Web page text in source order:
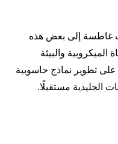
غاطسة إلى بعض هذه
الحياة الميكروبية والبيئة
على تطوير نماذج حاسوبية
الجليدية مستقبلًا.